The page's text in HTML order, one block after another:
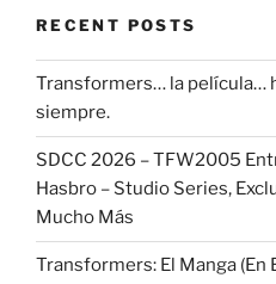
RECENT POSTS
Transformers… la película…
siempre.
SDCC 2026 – TFW2005
Hasbro – Studio Series,
Mucho Más
Transformers: El Manga (En